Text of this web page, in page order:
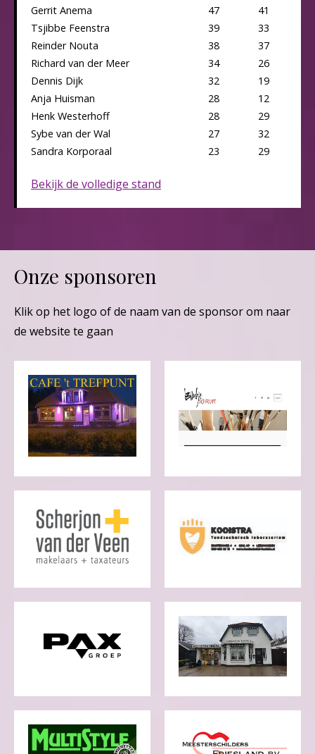
Gerrit Anema
47
41
Tsjibbe Feenstra
39
33
Reinder Nouta
38
37
Richard van der Meer
34
26
Dennis Dijk
32
19
Anja Huisman
28
12
Henk Westerhoff
28
29
Sybe van der Wal
27
32
Sandra Korporaal
23 29
Bekijk de volledige stand
Onze sponsoren
Klik op het logo of de naam van de sponsor om naar
de website te gaan